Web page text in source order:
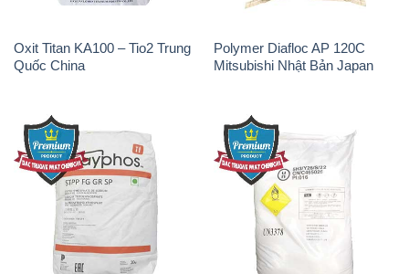
Oxit Titan KA100 – Tio2 Trung
Quốc China
Polymer Diafloc AP 120C
Mitsubishi Nhật Bản Japan